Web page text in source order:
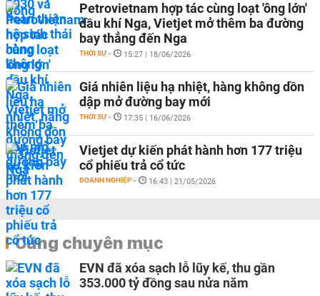
Petrovietnam hợp tác cùng loạt 'ông lớn'
dầu khí Nga, Vietjet mở thêm ba đường
bay thẳng đến Nga
THỜI SỰ - 15:27 | 18/06/2026
Giá nhiên liệu hạ nhiệt, hàng không dồn
dập mở đường bay mới
THỜI SỰ - 17:35 | 16/06/2026
Vietjet dự kiến phát hành hơn 177 triệu
cổ phiếu trả cổ tức
DOANH NGHIỆP - 16:43 | 21/05/2026
Cùng chuyên mục
EVN đã xóa sạch lỗ lũy kế, thu gần
353.000 tỷ đồng sau nửa năm